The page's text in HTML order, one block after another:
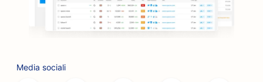
SEO per i barbecue
SEO per i servizi di botox e filler
Media sociali